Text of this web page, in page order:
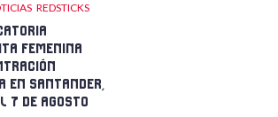
REDSTICKS
FEMENINA
EN SANTANDER,
7 DE AGOSTO